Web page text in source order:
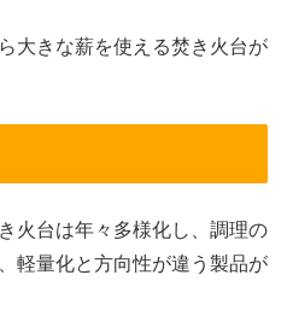
大きな薪を使える焚き火台が
火台は年々多様化し、調理の
軽量化と方向性が違う製品が